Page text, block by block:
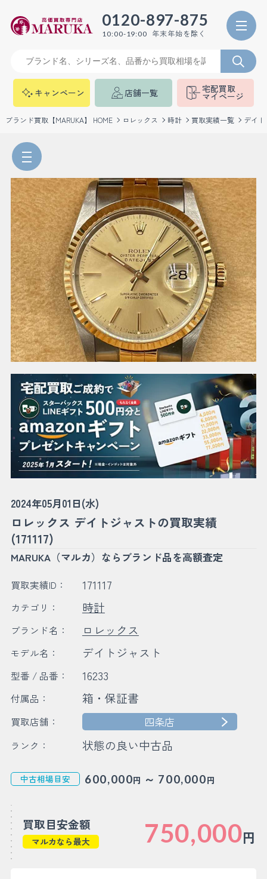
0120-897-875
10:00-19:00 年末年始を除く
キャンペーン 店舗一覧 宅配買取
マイページ
ブランド買取【MARUKA】 HOME ロレックス 時計 買取実績一覧 デイ
2024年05月01日(水)
ロレックス デイトジャストの買取実績
(171117)
MARUKA（マルカ）ならブランド品を高額査定
買取実績ID： 171117
カテゴリ： 時計
ブランド名： ロレックス
モデル名： デイトジャスト
型番 / 品番： 16233
付属品： 箱・保証書
買取店舗： 四条店
ランク： 状態の良い中古品
中古相場目安 600,000円 ～ 700,000円
買取目安金額
マルカなら最大 750,000円